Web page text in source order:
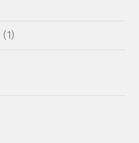
(1)